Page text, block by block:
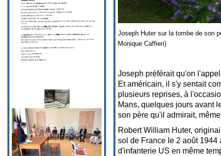
Joseph Huter sur la tombe de son
Monique Caffieri)
Joseph préférait qu'on
Et américain, il s'y sentait
plusieurs reprises, à
Mans, quelques jours avant
son père qu'il admirait,
Robert William Huter,
sol de France le 2 août
d'infanterie US en même